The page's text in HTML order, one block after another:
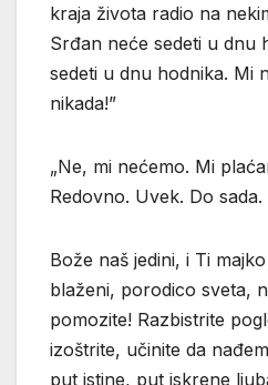
kraja života radio na
Srđan neće sedeti u dnu
sedeti u dnu hodnika. Mi
nikada!”
„Ne, mi nećemo. Mi
Redovno. Uvek. Do sada.
Bože naš jedini, i Ti
blaženi, porodico sveta,
pomozite! Razbistrite
izoštrite, učinite da
put istine, put iskrene